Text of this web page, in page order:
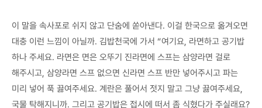
이 말을 속사포로 쉬지 않고 단숨에 쏟아낸다. 이걸 한국으로 옮겨오면
대충 이런 느낌이 아닐까. 김밥천국에 가서 “여기요, 라면하고 공기밥
하나 주세요. 라면은 면은 오뚜기 진라면에 스프는 삼양라면 걸로
해주시고, 삼양라면 스프 없으면 신라면 스프 반만 넣어주시고 파는
미리 넣어 푹 끓여주세요. 계란은 풀어서 젓지 말고 그냥 끓여주세요,
국물 탁해지니까. 그리고 공기밥은 접시에 떠서 좀 식혔다가 주실래요?